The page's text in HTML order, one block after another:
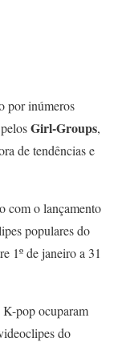
por inúmeros
Girl-Groups,
de tendências e
com o lançamento
populares do
1º de janeiro a 31
K-pop ocuparam
do